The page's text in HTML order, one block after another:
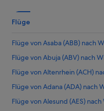
Flüge
Flüge von Asaba (ABB) nach
Flüge von Abuja (ABV) nach
Flüge von Altenrhein (ACH)
Flüge von Adana (ADA) nach
Flüge von Alesund (AES) nach